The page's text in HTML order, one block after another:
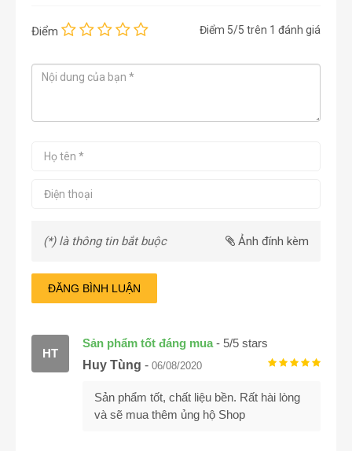
Điểm Điểm 5/5 trên 1 đánh giá
(*) là thông tin bắt buộc Ảnh đính kèm
ĐĂNG BÌNH LUẬN
Sản phẩm tốt đáng mua- 5/5 stars
HT
Huy Tùng - 06/08/2020
Sản phẩm tốt, chất liệu bền. Rất hài lòng
và sẽ mua thêm ủng hộ Shop